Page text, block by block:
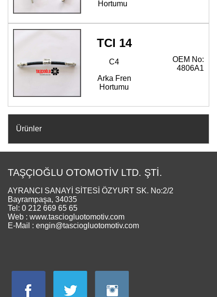
Ürünler
Hortumu
TCI 14
C4
Arka Fren
Hortumu
OEM No:
4806A1
TAŞÇIOĞLU OTOMOTİV LTD. ŞTİ.
AYRANCI SANAYİ SİTESİ ÖZYURT SK. No:2/2
Bayrampaşa, 34035
Tel: 0 212 669 65 65
Web : www.tasciogluotomotiv.com
E-Mail : engin@tasciogluotomotiv.com